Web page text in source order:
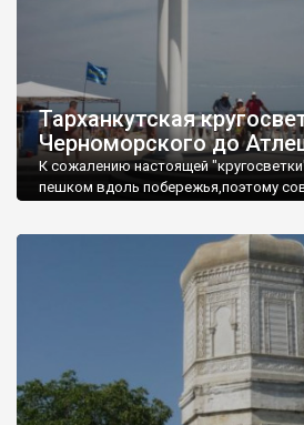
Тарханкутская
Черноморского до
К сожалению настоящей
пешком вдоль побережья,поэтому